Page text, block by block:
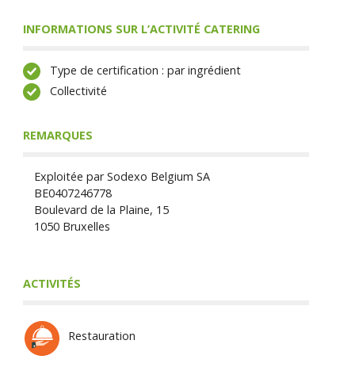
INFORMATIONS SUR L’ACTIVITÉ CATERING
Type de certification : par ingrédient
Collectivité
REMARQUES
Exploitée par Sodexo Belgium SA
BE0407246778
Boulevard de la Plaine, 15
1050 Bruxelles
ACTIVITÉS
Restauration